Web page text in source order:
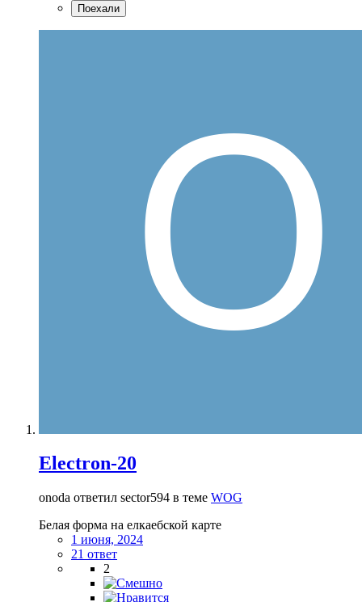
Electron-20
onoda ответил sector594 в теме WOG
Белая форма на елкаебской карте
1 июня, 2024
21 ответ
2